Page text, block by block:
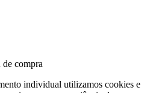
de compra
individual utilizamos cookies e